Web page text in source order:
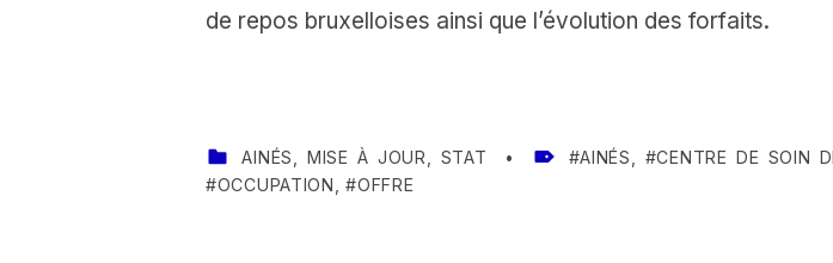
de repos bruxelloises ainsi que l’évolution des forfaits.
AINÉS MISE À JOUR STAT AINÉS CENTRE DE SOIN
OCCUPATION
, OFFRE